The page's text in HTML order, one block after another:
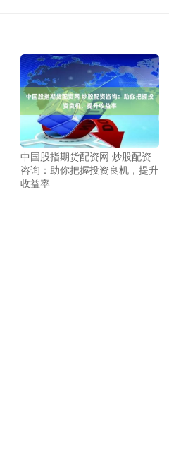
中国股指期货配资网 炒股配资
咨询：助你把握投资良机，提升
收益率